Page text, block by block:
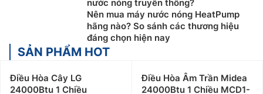
nước nóng truyền thống?
Nên mua máy nước nóng HeatPump
hãng nào? So sánh các thương hiệu
đáng chọn hiện nay
SẢN PHẨM HOT
Điều Hòa Cây LG
24000Btu 1 Chiều
Điều Hòa Âm Trần Midea
24000Btu 1 Chiều MCD1-